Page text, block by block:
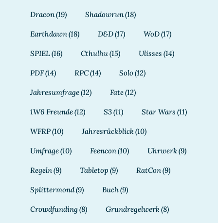
Dracon(19) Shadowrun(18)
Earthdawn(18) D&D(17) WoD(17)
SPIEL(16) Cthulhu(15) Ulisses (14)
PDF(14) RPC(14) Solo(12)
Jahresumfrage(12) Fate(12)
1W6 Freunde(12) S3(11) Star Wars (11)
WFRP(10) Jahresrückblick(10)
Umfrage(10) Feencon(10) Uhrwerk(9)
Regeln(9) Tabletop (9) RatCon(9)
Splittermond(9) Buch(9)
Crowdfunding (8) Grundregelwerk(8)